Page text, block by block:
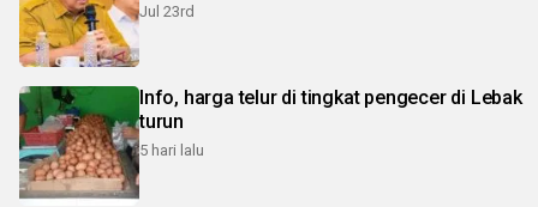
Jul 23rd
Info, harga telur di tingkat pengecer di Lebak
turun
5 hari lalu